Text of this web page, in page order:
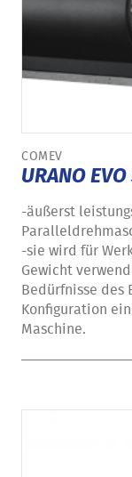
COMEV
URANO EVO
-äußerst
-sie wird für
Gewicht
Bedürfnisse des
Konfiguration
Maschine.